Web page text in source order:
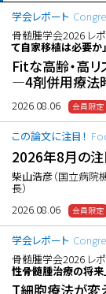
学会レポート
骨髄腫学会2026 レ
て自家移植は必要か」
Fitな高齢・高
―4剤併用療法
2026.08.06
この論文に注目！
2026年8月の注
柴山浩彦（国立病
長）
2026.08.06
学会レポート
骨髄腫学会2026 レ
性骨髄腫治療の将来
T細胞療法が